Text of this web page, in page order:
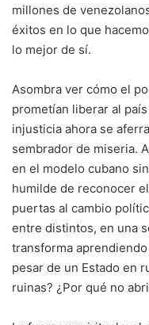
millones de
éxitos en lo que
lo mejor de sí.
Asombra ver cómo el
prometían liberar al
injusticia ahora se
sembrador de miseria.
en el modelo cubano
humilde de reconocer
puertas al cambio
entre distintos, en una
transforma
pesar de un Estado en
ruinas? ¿Por qué no